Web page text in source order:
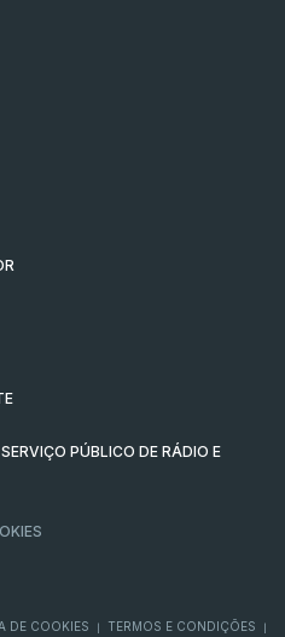
PÚBLICO DE RÁDIO E
DE COOKIES TERMOS E CONDIÇÕES